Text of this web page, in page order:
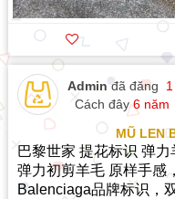
Admin đã đăng
Cách đây6 năm
MŨ LEN
巴黎世家 提花标识 弹
弹力初剪羊毛 原样手感
Balenciaga品牌标识，